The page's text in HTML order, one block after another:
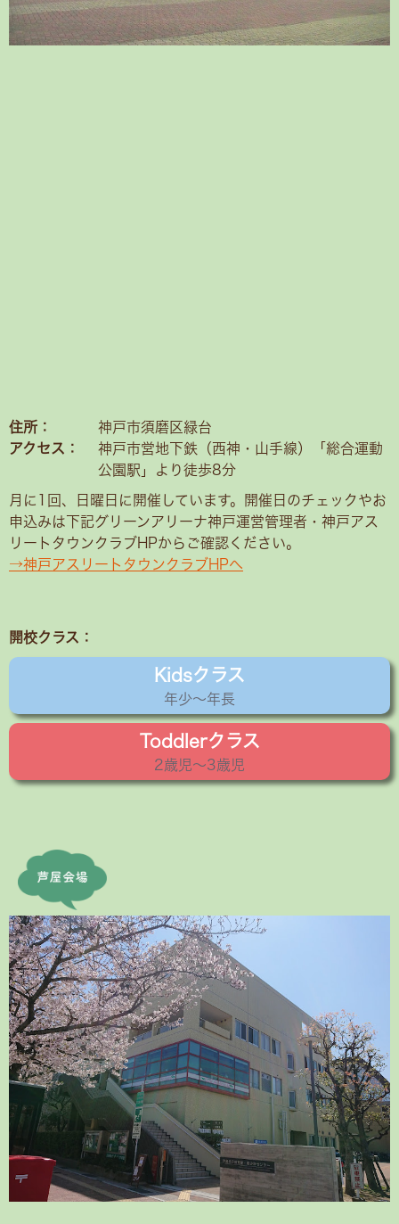
住所：
アクセス：
神戸市須磨区緑台
神戸市営地下鉄（西神・山手線）「総合運動
公園駅」より徒歩8分
月に1回、日曜日に開催しています。開催日のチェックやお
申込みは下記グリーンアリーナ神戸運営管理者・神戸アス
リートタウンクラブHPからご確認ください。
→神戸アスリートタウンクラブHPへ
開校クラス：
Kidsクラス
年少〜年長
Toddlerクラス
2歳児〜3歳児